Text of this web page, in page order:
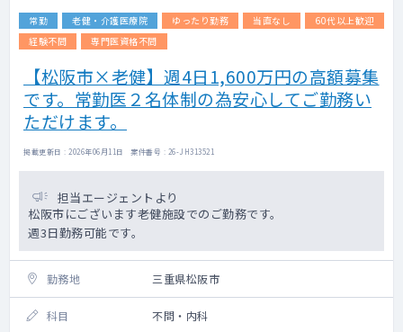
部レントゲン、心電図、心エコー、頸部エコ
ー)をお願いする場合有。
電子カルテ/オーダーリング有（メーカー：タ
ック健診システム） ・ PACS有（メーカ
ー：アストロステージ）
常勤 老健・介護医療院 ゆったり勤務 当直なし
60代以上歓迎
経験不問
専門医資格不問
【松阪市×老健】週4日1,600万円の高額募集
です。常勤医２名体制の為安心してご勤務い
ただけます。
掲載更新日 : 2026年06月11日 案件番号 : 26-JH313521
担当エージェントより
松阪市にございます老健施設でのご勤務です。
週3日勤務可能です。
勤務地 三重県松阪市
科目 不問・内科